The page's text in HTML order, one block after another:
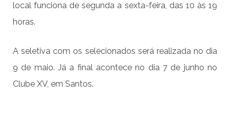
local funciona de segunda a sexta-feira, das 10 às 19
horas.
A seletiva com os selecionados será realizada no dia
9 de maio. Já a final acontece no dia 7 de junho no
Clube XV, em Santos.